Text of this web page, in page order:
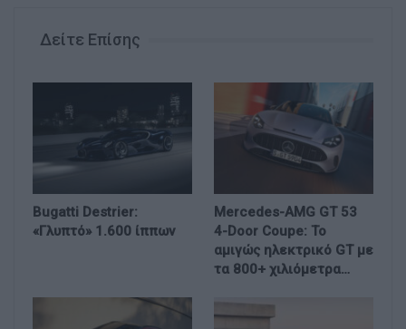
Δείτε Επίσης
Bugatti Destrier:
«Γλυπτό» 1.600 ίππων
Mercedes-AMG GT 53
4-Door Coupe: Το
αμιγώς ηλεκτρικό GT με
τα 800+ χιλιόμετρα…